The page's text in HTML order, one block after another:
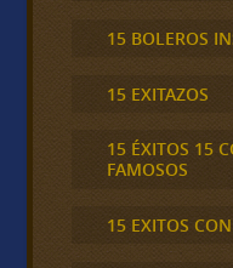
15 BOLEROS
15 EXITAZOS
15 ÉXITOS 15
FAMOSOS
15 EXITOS